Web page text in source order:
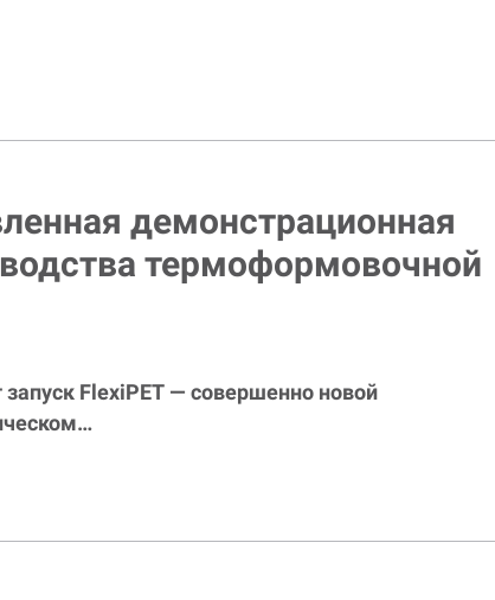
демонстрационная
термоформовочной
FlexiPET — совершенно новой